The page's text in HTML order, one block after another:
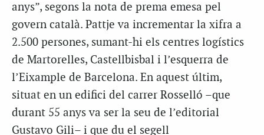
anys”, segons la nota de prema emesa pel
govern català. Pattje va incrementar la xifra a
2.500 persones, sumant-hi els centres logístics
de Martorelles, Castellbisbal i l’esquerra de
l’Eixample de Barcelona. En aquest últim,
situat en un edifici del carrer Rosselló –que
durant 55 anys va ser la seu de l’editorial
Gustavo Gili– i que du el segell